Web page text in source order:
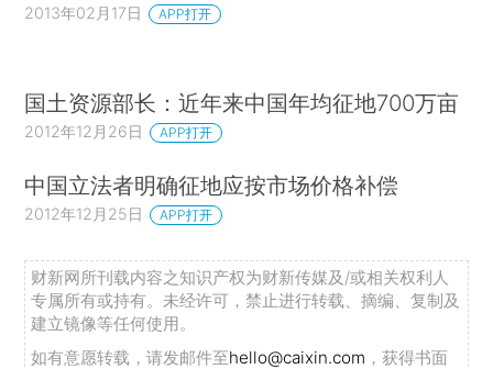
2013年02月17日 APP打开
国土资源部长：近年来中国年均征地700万亩
2012年12月26日 APP打开
中国立法者明确征地应按市场价格补偿
2012年12月25日 APP打开
财新网所刊载内容之知识产权为财新传媒及/或相关权利人
专属所有或持有。未经许可，禁止进行转载、摘编、复制及
建立镜像等任何使用。
如有意愿转载，请发邮件至hello@caixin.com ，获得书面